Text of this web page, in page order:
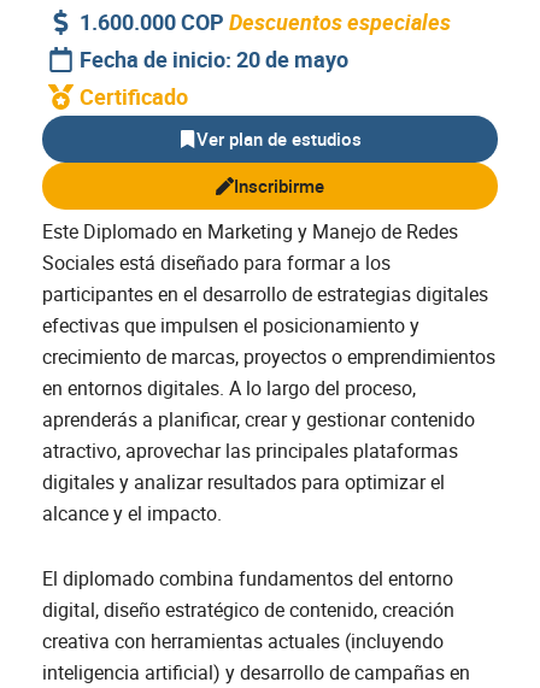
1.600.000 COP Descuentos especiales
Fecha de inicio: 20 de mayo
Certificado
Ver plan de estudios
Inscribirme
Este Diplomado en Marketing y Manejo de Redes
Sociales está diseñado para formar a los
participantes en el desarrollo de estrategias digitales
efectivas que impulsen el posicionamiento y
crecimiento de marcas, proyectos o emprendimientos
en entornos digitales. A lo largo del proceso,
aprenderás a planificar, crear y gestionar contenido
atractivo, aprovechar las principales plataformas
digitales y analizar resultados para optimizar el
alcance y el impacto.
El diplomado combina fundamentos del entorno
digital, diseño estratégico de contenido, creación
creativa con herramientas actuales (incluyendo
inteligencia artificial) y desarrollo de campañas en